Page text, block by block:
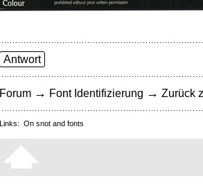
Antwort
Forum → Font Identifizierung → Zurück
Links: On snot and fonts